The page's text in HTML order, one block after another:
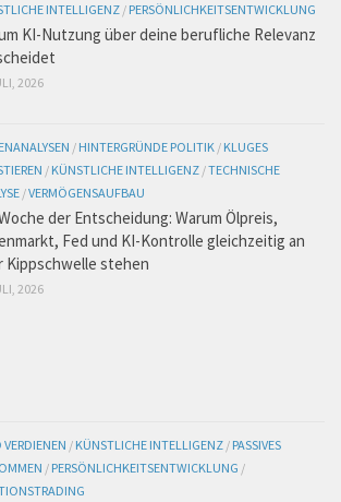
INTELLIGENZ / PERSÖNLICHKEITSENTWICKLUNG
KI-Nutzung über deine berufliche Relevanz
2026
/ HINTERGRÜNDE POLITIK / KLUGES
/ KÜNSTLICHE INTELLIGENZ /TECHNISCHE
/VERMÖGENSAUFBAU
der Entscheidung: Warum Ölpreis,
Fed und KI-Kontrolle gleichzeitig an
Kippschwelle stehen
2026
VERDIENEN / KÜNSTLICHE INTELLIGENZ / PASSIVES
/ PERSÖNLICHKEITSENTWICKLUNG /